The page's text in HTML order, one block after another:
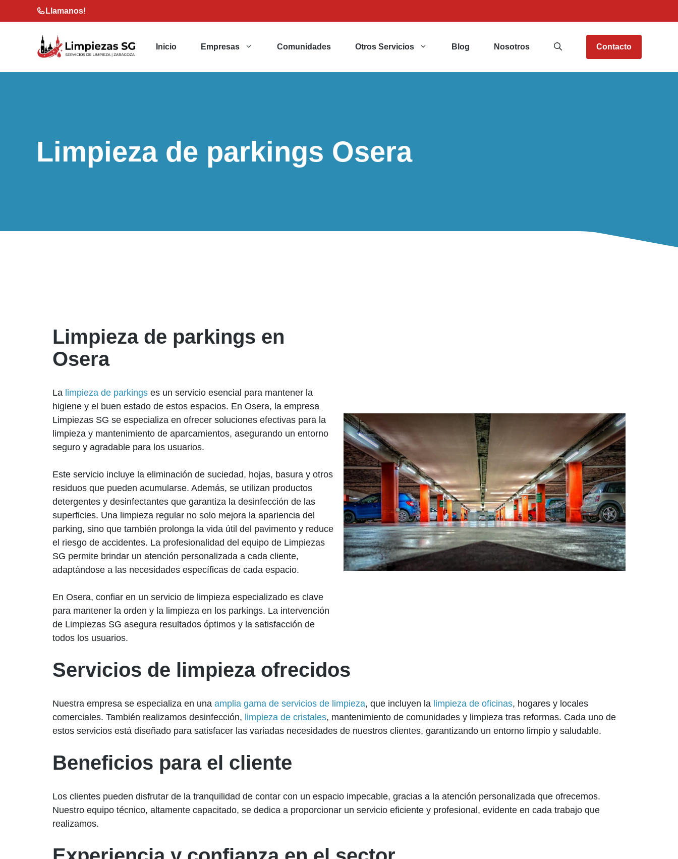
al
Llamanos!
Inicio Empresas Comunidades Otros Servicios Blog Nosotros Contacto
Limpieza de parkings Osera
Limpieza de parkings en
Osera
La limpieza de parkings es un servicio esencial para mantener la
higiene y el buen estado de estos espacios. En Osera, la empresa
Limpiezas SG se especializa en ofrecer soluciones efectivas para la
limpieza y mantenimiento de aparcamientos, asegurando un entorno
seguro y agradable para los usuarios.
Este servicio incluye la eliminación de suciedad, hojas, basura y otros
residuos que pueden acumularse. Además, se utilizan productos
detergentes y desinfectantes que garantiza la desinfección de las
superficies. Una limpieza regular no solo mejora la apariencia del
parking, sino que también prolonga la vida útil del pavimento y reduce
el riesgo de accidentes. La profesionalidad del equipo de Limpiezas
SG permite brindar un atención personalizada a cada cliente,
adaptándose a las necesidades específicas de cada espacio.
En Osera, confiar en un servicio de limpieza especializado es clave
para mantener la orden y la limpieza en los parkings. La intervención
de Limpiezas SG asegura resultados óptimos y la satisfacción de
todos los usuarios.
Servicios de limpieza ofrecidos
Nuestra empresa se especializa en una amplia gama de servicios de limpieza, que incluyen la limpieza de oficinas, hogares y locales
comerciales. También realizamos desinfección, limpieza de cristales, mantenimiento de comunidades y limpieza tras reformas. Cada uno de
estos servicios está diseñado para satisfacer las variadas necesidades de nuestros clientes, garantizando un entorno limpio y saludable.
Beneficios para el cliente
Los clientes pueden disfrutar de la tranquilidad de contar con un espacio impecable, gracias a la atención personalizada que ofrecemos.
Nuestro equipo técnico, altamente capacitado, se dedica a proporcionar un servicio eficiente y profesional, evidente en cada trabajo que
realizamos.